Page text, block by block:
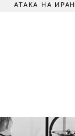
АТАКА НА ИРАН